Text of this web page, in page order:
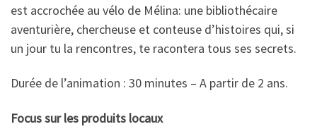
est accrochée au vélo de Mélina: une bibliothécaire
aventurière, chercheuse et conteuse d’histoires qui, si
un jour tu la rencontres, te racontera tous ses secrets.
Durée de l’animation : 30 minutes – A partir de 2 ans.
Focus sur les produits locaux